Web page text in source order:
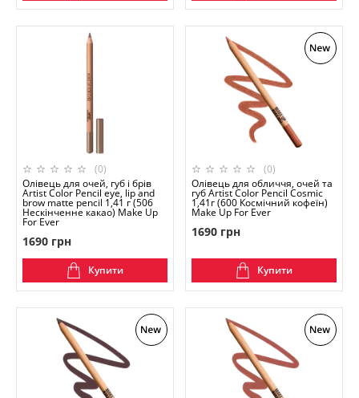
(0)
Олівець для очей, губ і брів
Artist Color Pencil eye, lip and
brow matte pencil 1,41 г (506
Нескінченне какао) Make Up
For Ever
1690 грн
Купити
(0)
Олівець для обличчя, очей та
губ Artist Color Pencil Cosmic
1,41г (600 Космічний кофеїн)
Make Up For Ever
1690 грн
Купити